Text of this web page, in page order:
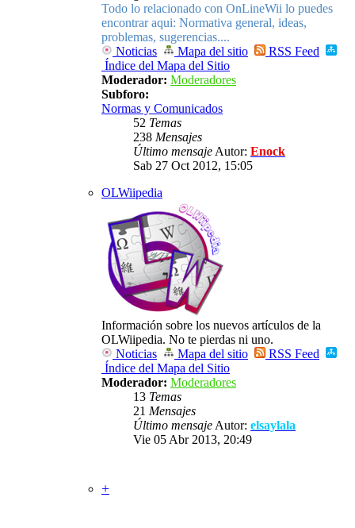
Todo lo relacionado con OnLineWii lo puedes
encontrar aqui: Normativa general, ideas,
problemas, sugerencias....
Noticias
Mapa del sitio
RSS Feed
Índice del Mapa del Sitio
Moderador: Moderadores
Subforo:
Normas y Comunicados
52 Temas
238 Mensajes
Último mensaje Autor: Enock
Sab 27 Oct 2012, 15:05
OLWiipedia
Información sobre los nuevos artículos de la
OLWiipedia. No te pierdas ni uno.
Noticias
Mapa del sitio
RSS Feed
Índice del Mapa del Sitio
Moderador: Moderadores
13 Temas
21 Mensajes
Último mensaje Autor: elsaylala
Vie 05 Abr 2013, 20:49
+